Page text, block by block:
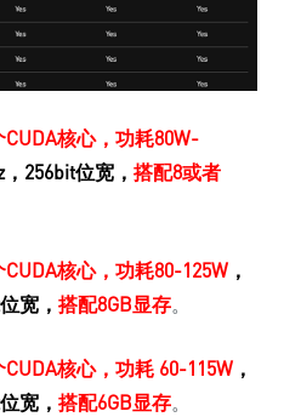
CUDA核心，功耗80W-
，256bit位宽， 搭配8或者
CUDA核心，功耗80-125W ，
宽， 搭配8GB显存。
CUDA核心，功耗 60-115W ，
宽， 搭配6GB显存。